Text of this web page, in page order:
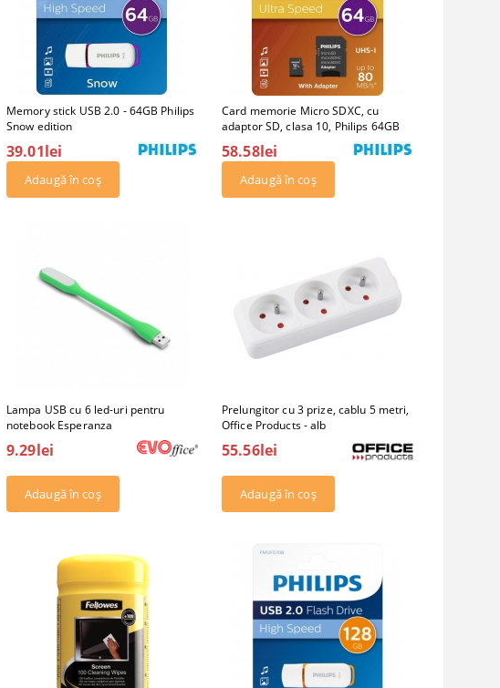
Memory stick USB 2.0 - 64GB Philips
Snow edition
39.01lei
Card memorie Micro SDXC, cu
adaptor SD, clasa 10, Philips 64GB
58.58lei
Lampa USB cu 6 led-uri pentru
notebook Esperanza
9.29lei
Prelungitor cu 3 prize, cablu 5 metri,
Office Products - alb
55.56lei